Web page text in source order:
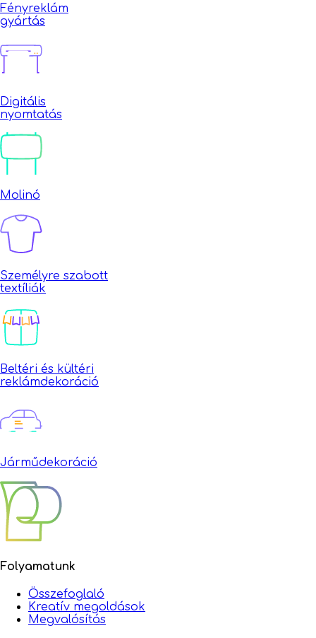
Fényreklám
gyártás
Digitális
nyomtatás
Molinó
Személyre szabott
textíliák
Beltéri és kültéri
reklámdekoráció
Járműdekoráció
Folyamatunk
Összefoglaló
Kreatív megoldások
Megvalósítás